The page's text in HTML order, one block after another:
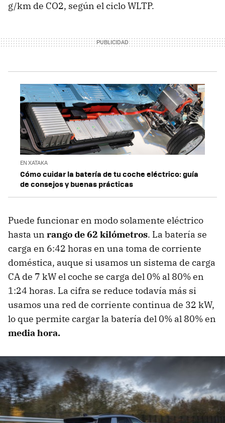
g/km de CO2, según el ciclo WLTP.
EN XATAKA
Cómo cuidar la batería de tu coche eléctrico: guía
de consejos y buenas prácticas
Puede funcionar en modo solamente eléctrico
hasta un rango de 62 kilómetros. La batería se
carga en 6:42 horas en una toma de corriente
doméstica, auque si usamos un sistema de carga
CA de 7 kW el coche se carga del 0% al 80% en
1:24 horas. La cifra se reduce todavía más si
usamos una red de corriente continua de 32 kW,
lo que permite cargar la batería del 0% al 80% en
media hora.